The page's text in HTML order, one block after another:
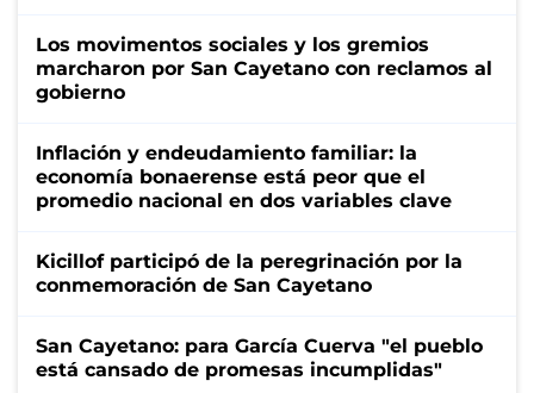
Los movimentos sociales y los gremios
marcharon por San Cayetano con reclamos al
gobierno
Inflación y endeudamiento familiar: la
economía bonaerense está peor que el
promedio nacional en dos variables clave
Kicillof participó de la peregrinación por la
conmemoración de San Cayetano
San Cayetano: para García Cuerva "el pueblo
está cansado de promesas incumplidas"